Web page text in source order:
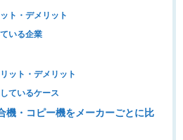
ト・デメリット
いる企業
ット・デメリット
ているケース
機・コピー機をメーカーごとに比